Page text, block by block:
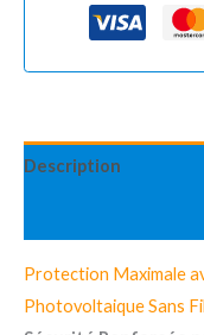
Description
Protection Maximale
Photovoltaique Sans Fil